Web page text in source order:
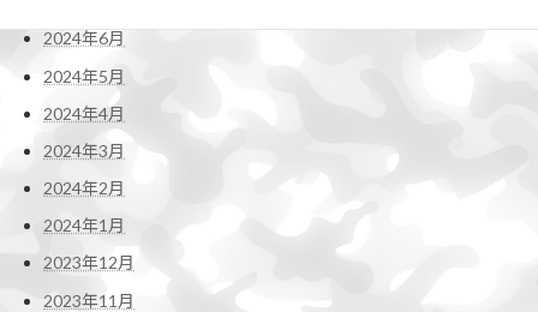
2024年6月
2024年5月
2024年4月
2024年3月
2024年2月
2024年1月
2023年12月
2023年11月